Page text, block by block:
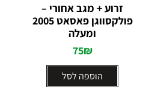
זרוע + מגב אחורי –
פולקסווגן פאסאט 2005
ומעלה
75₪
הוספה לסל
0
מתוך